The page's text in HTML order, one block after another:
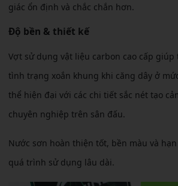
giác ổn định và chắc chắn hơn.
Độ bền & thiết kế
Vợt sử dụng vật liệu carbon cao cấp giúp
tình trạng xoắn khung khi căng dây ở
thể hiện đại với các chi tiết sắc nét tạo
chuyên nghiệp trên sân đấu.
Nước sơn hoàn thiện tốt, bền màu và
quá trình sử dụng lâu dài.